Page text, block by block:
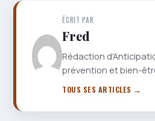
ÉCRIT PAR
Fred
Rédaction
prévention et bien-
TOUS SES ARTICLES →